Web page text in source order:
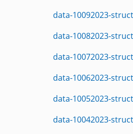
data-10092023-
data-10082023-
data-10072023-
data-10062023-
data-10052023-
data-10042023-